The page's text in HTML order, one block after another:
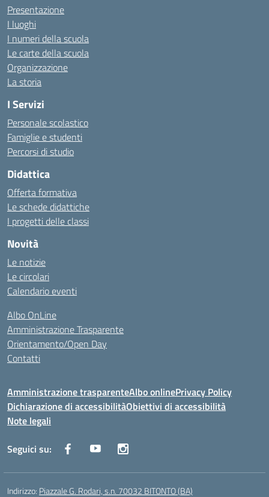
Presentazione
I luoghi
I numeri della scuola
Le carte della scuola
Organizzazione
La storia
I Servizi
Personale scolastico
Famiglie e studenti
Percorsi di studio
Didattica
Offerta formativa
Le schede didattiche
I progetti delle classi
Novità
Le notizie
Le circolari
Calendario eventi
Albo OnLine
Amministrazione Trasparente
Orientamento/Open Day
Contatti
Amministrazione trasparenteAlbo onlinePrivacy Policy
Dichiarazione di accessibilitàObiettivi di accessibilità
Note legali
Seguici su:
Indirizzo: Piazzale G. Rodari, s.n. 70032 BITONTO (BA)